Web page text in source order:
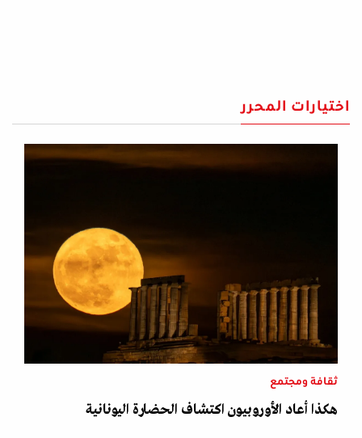
اختيارات المحرر
ثقافة ومجتمع
هكذا أعاد الأوروبيون اكتشاف الحضارة اليونانية